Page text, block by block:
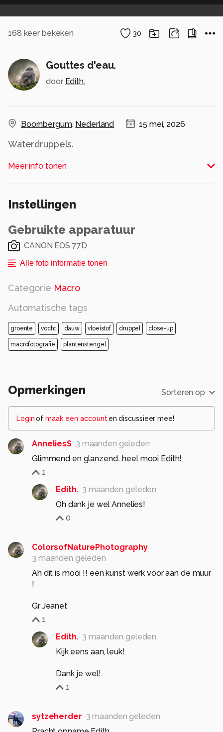
168 keer bekeken 30
Gouttes d'eau.
door Edith.
Boornbergum, Nederland 15 mei, 2026
Waterdruppels.
Ik vond die kleuren zo mooi.
Dat is ook vaak zo in de vroege ochtend als de
Alle rechten voorbehouden
Meer info tonen
Instellingen
Gebruikte apparatuur
CANON EOS 77D
Alle foto informatie tonen
Categorie Macro
Automatische tags
groente vocht dauw vloeistof druppel close-up
macrofotografie plantenstengel
Opmerkingen Sorteren op
Loginof maak een account en discussieer mee!
AnneliesS 3 maanden geleden
Glimmend en glanzend...heel mooi Edith!
1
Edith. 3 maanden geleden
Oh dank je wel Annelies!
0
ColorsofNaturePhotography
3 maanden geleden
Ah dit is mooi !! een kunst werk voor aan de muur
!
Gr Jeanet
1
Edith. 3 maanden geleden
Kijk eens aan, leuk!
Dank je wel!
1
sytzeherder 3 maanden geleden